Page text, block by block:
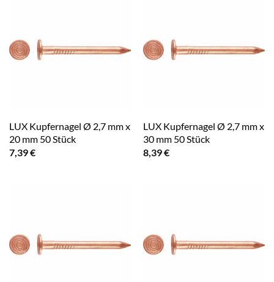
LUX Kupfernagel Ø 2,7 mm x
20 mm 50 Stück
7,39€
LUX Kupfernagel Ø 2,7 mm x
30 mm 50 Stück
8,39€